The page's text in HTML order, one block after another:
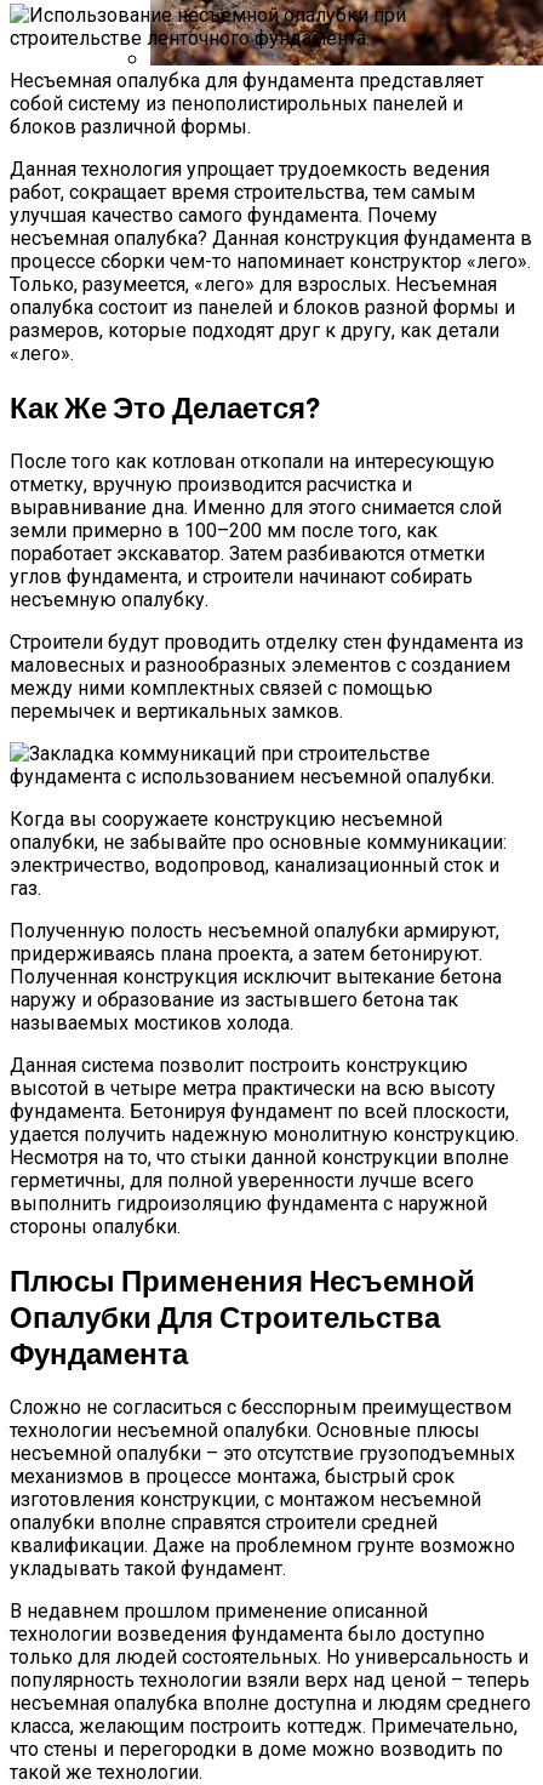
Стратификация Семян
Несъемная опалубка для фундамента представляет
собой систему из пенополистирольных панелей и
блоков различной формы.
Данная технология упрощает трудоемкость ведения
работ, сокращает время строительства, тем самым
улучшая качество самого фундамента. Почему
несъемная опалубка? Данная конструкция фундамента в
процессе сборки чем-то напоминает конструктор «лего».
Только, разумеется, «лего» для взрослых. Несъемная
опалубка состоит из панелей и блоков разной формы и
размеров, которые подходят друг к другу, как детали
«лего».
Как Же Это Делается?
После того как котлован откопали на интересующую
отметку, вручную производится расчистка и
выравнивание дна. Именно для этого снимается слой
земли примерно в 100–200 мм после того, как
поработает экскаватор. Затем разбиваются отметки
углов фундамента, и строители начинают собирать
несъемную опалубку.
Строители будут проводить отделку стен фундамента из
маловесных и разнообразных элементов с созданием
между ними комплектных связей с помощью
перемычек и вертикальных замков.
Когда вы сооружаете конструкцию несъемной
опалубки, не забывайте про основные коммуникации:
электричество, водопровод, канализационный сток и
газ.
Полученную полость несъемной опалубки армируют,
придерживаясь плана проекта, а затем бетонируют.
Полученная конструкция исключит вытекание бетона
наружу и образование из застывшего бетона так
называемых мостиков холода.
Данная система позволит построить конструкцию
высотой в четыре метра практически на всю высоту
фундамента. Бетонируя фундамент по всей плоскости,
удается получить надежную монолитную конструкцию.
Несмотря на то, что стыки данной конструкции вполне
герметичны, для полной уверенности лучше всего
выполнить гидроизоляцию фундамента с наружной
стороны опалубки.
Плюсы Применения Несъемной
Опалубки Для Строительства
Фундамента
Сложно не согласиться с бесспорным преимуществом
технологии несъемной опалубки. Основные плюсы
несъемной опалубки – это отсутствие грузоподъемных
механизмов в процессе монтажа, быстрый срок
изготовления конструкции, с монтажом несъемной
опалубки вполне справятся строители средней
квалификации. Даже на проблемном грунте возможно
укладывать такой фундамент.
В недавнем прошлом применение описанной
технологии возведения фундамента было доступно
только для людей состоятельных. Но универсальность и
популярность технологии взяли верх над ценой – теперь
несъемная опалубка вполне доступна и людям среднего
класса, желающим построить коттедж. Примечательно,
что стены и перегородки в доме можно возводить по
такой же технологии.